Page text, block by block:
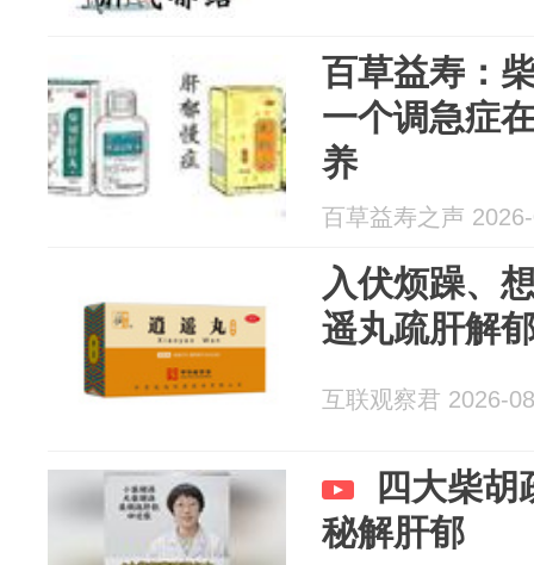
百草益寿：
一个调急症
养
百草益寿之声
入伏烦躁、
遥丸疏肝解
互联观察君 2026-
四大柴
秘解肝郁